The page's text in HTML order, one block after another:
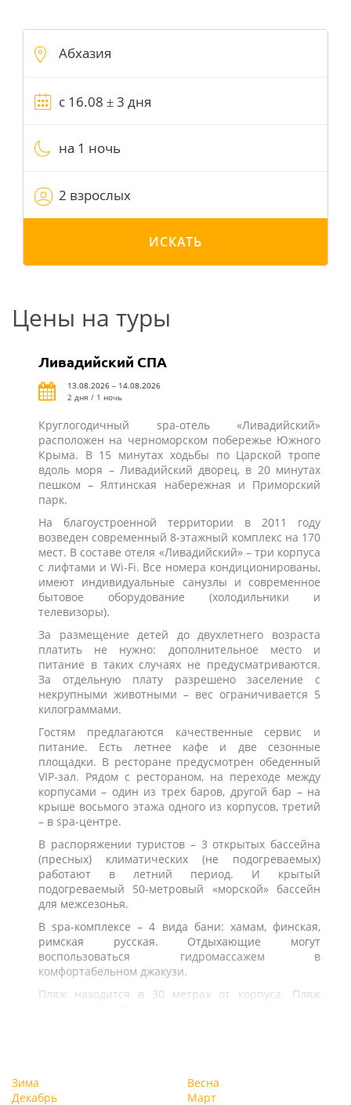
на 1 ночь
2 взрослых
ИСКАТЬ
Цены на туры
Ливадийский СПА
13.08.2026 – 14.08.2026
2 дня / 1 ночь
Круглогодичный spa-отель «Ливадийский»
расположен на черноморском побережье Южного
Крыма. В 15 минутах ходьбы по Царской тропе
вдоль моря – Ливадийский дворец, в 20 минутах
пешком – Ялтинская набережная и Приморский
парк.
На благоустроенной территории в 2011 году
возведен современный 8-этажный комплекс на 170
мест. В составе отеля «Ливадийский» – три корпуса
с лифтами и Wi-Fi. Все номера кондиционированы,
имеют индивидуальные санузлы и современное
бытовое оборудование (холодильники и
телевизоры).
За размещение детей до двухлетнего возраста
платить не нужно: дополнительное место и
питание в таких случаях не предусматриваются.
За отдельную плату разрешено заселение с
некрупными животными – вес ограничивается 5
килограммами.
Гостям предлагаются качественные сервис и
питание. Есть летнее кафе и две сезонные
площадки. В ресторане предусмотрен обеденный
VIP-зал. Рядом с рестораном, на переходе между
корпусами – один из трех баров, другой бар – на
крыше восьмого этажа одного из корпусов, третий
– в spa-центре.
В распоряжении туристов – 3 открытых бассейна
(пресных) климатических (не подогреваемых)
работают в летний период. И крытый
подогреваемый 50-метровый «морской» бассейн
для межсезонья.
В spa-комплексе – 4 вида бани: хамам, финская,
римская русская. Отдыхающие могут
воспользоваться гидромассажем в
комфортабельном джакузи.
Пляж находится в 30 метрах от корпуса. Пляж
Зима
Декабрь
Весна
Март